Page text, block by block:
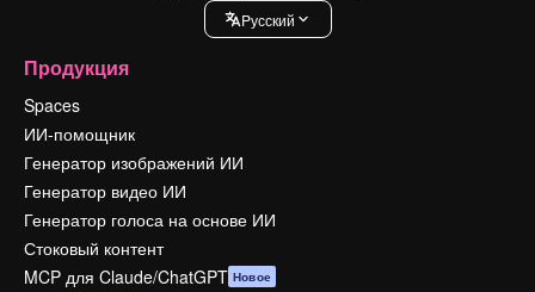
Pусский
Продукция
Spaces
ИИ-помощник
Генератор изображений ИИ
Генератор видео ИИ
Генератор голоса на основе ИИ
Стоковый контент
MCP для Claude/ChatGPT Новое